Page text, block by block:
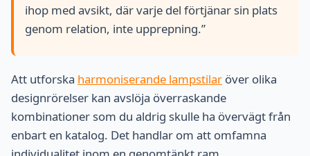
ihop med avsikt, där varje del förtjänar sin plats
genom relation, inte upprepning.”
Att utforska harmoniserande lampstilar över olika
designrörelser kan avslöja överraskande
kombinationer som du aldrig skulle ha övervägt från
enbart en katalog. Det handlar om att omfamna